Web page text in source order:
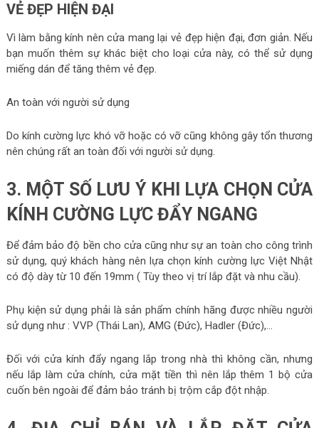
VẺ ĐẸP HIỆN ĐẠI
Vì làm bằng kính nên cửa mang lại vẻ đẹp hiện đại, đơn giản. Nếu
bạn muốn thêm sự khác biệt cho loại cửa này, có thể sử dụng
miếng dán để tăng thêm vẻ đẹp.
An toàn với người sử dụng
Do kính cường lực khó vỡ hoặc có vỡ cũng không gây tổn thương
nên chúng rất an toàn đối với người sử dụng.
3. MỘT SỐ LƯU Ý KHI LỰA CHỌN CỬA
KÍNH CƯỜNG LỰC ĐẨY NGANG
Để đảm bảo độ bền cho cửa cũng như sự an toàn cho công trình
sử dụng, quý khách hàng nên lựa chọn kính cường lực Việt Nhật
có độ dày từ 10 đến 19mm ( Tùy theo vị trí lắp đặt và nhu cầu).
Phụ kiện sử dụng phải là sản phẩm chính hãng được nhiều người
sử dụng như : VVP (Thái Lan), AMG (Đức), Hadler (Đức),…
Đối với cửa kính đẩy ngang lắp trong nhà thì không cần, nhưng
nếu lắp làm cửa chính, cửa mặt tiền thì nên lắp thêm 1 bộ cửa
cuốn bên ngoài để đảm bảo tránh bị trộm cắp đột nhập.